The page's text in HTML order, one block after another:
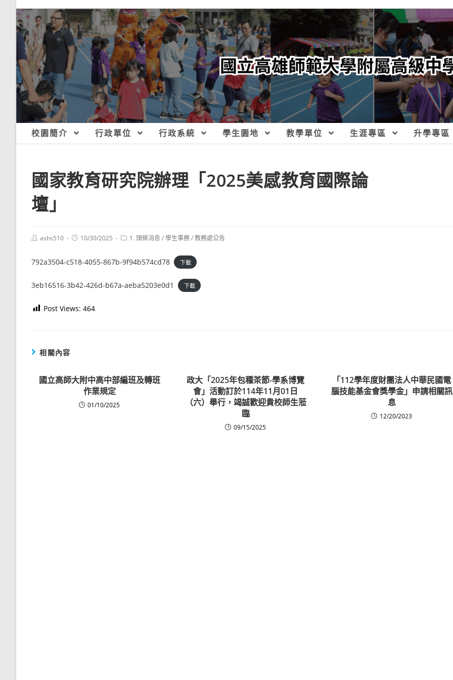
校園簡介 行政單位 行政系統 學生園地 教學單位 生涯專區 升學專區
國家教育研究院辦理「2025美感教育國際論
壇」
Postashs510
Post10/30/2025
Post1. 頭條消息 /學生事務/教務處公告
792a3504-c518-4055-867b-9f94b574cd78 下載
3eb16516-3b42-426d-b67a-aeba5203e0d1 下載
Post Views: 464
相關內容
國立高師大附中高中部編班及轉班
作業規定
01/10/2025
政大「2025年包種茶節-學系博覽
會」活動訂於114年11月01日
（六）舉行，竭誠歡迎貴校師生蒞
臨
09/15/2025
「112學年度財團法人中華民國電
腦技能基金會獎學金」申請相關訊
息
12/20/2023